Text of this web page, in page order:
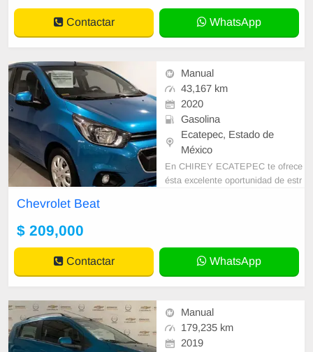
Contactar WhatsApp
Manual
43,167 km
2020
Gasolina
Ecatepec, Estado de
México
En CHIREY ECATEPEC te ofrece
ésta excelente oportunidad de estr
Chevrolet Beat
$ 209,000
Contactar WhatsApp
Manual
179,235 km
2019